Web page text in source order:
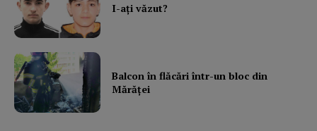
I-aţi văzut?
Balcon în flăcări într-un bloc din
Mărăţei